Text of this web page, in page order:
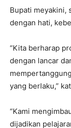
Bupati meyakini,
dengan hati,
“Kita berharap
dengan lancar
yang berlaku,”
“Kami
dijadikan